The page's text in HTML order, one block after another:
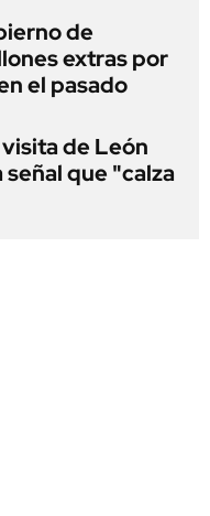
de
extras por
el pasado
de León
que "calza